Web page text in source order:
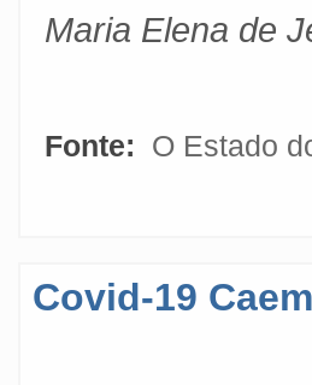
Maria Elena de
Fonte: O Estado
Covid-19